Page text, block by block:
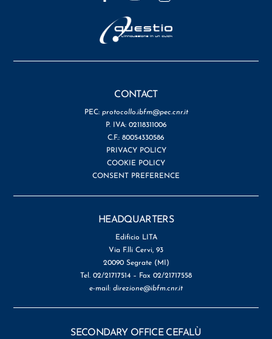
CONTACT
PEC: protocollo.ibfm@pec.cnr.it
P. IVA: 02118311006
C.F.: 80054330586
PRIVACY POLICY
COOKIE POLICY
CONSENT PREFERENCE
HEADQUARTERS
Edificio LITA
Via F.lli Cervi, 93
20090 Segrate (MI)
Tel. 02/21717514 – Fax 02/21717558
e-mail: direzione@ibfm.cnr.it
SECONDARY OFFICE CEFALÙ